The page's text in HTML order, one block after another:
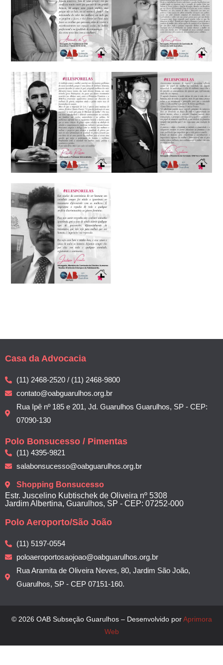
Casa da Advocacia
(11) 2468-2520 / (11) 2468-9800
contato@oabguarulhos.org.br
Rua Ipê nº 185 e 201, Jd. Guarulhos Guarulhos, SP - CEP:
07090-130
Polo Bonsucesso / Pimentas
(11) 4395-9821
salabonsucesso@oabguarulhos.org.br
Shopping Bonsucesso
Estr. Juscelino Kubtischek de Oliveira nº 5308
Jardim Albertina, Guarulhos, SP - CEP: 07252-000
Polo Aeroporto/São João
(11) 5197-0554
poloaeroportosaojoao@oabguarulhos.org.br
Rua Aramita de Oliveira Neves, 80, Jardim São João,
Guarulhos, SP - CEP 07151-160.
© 2026 OAB Subseção Guarulhos – Desenvolvido porAprimora
Web